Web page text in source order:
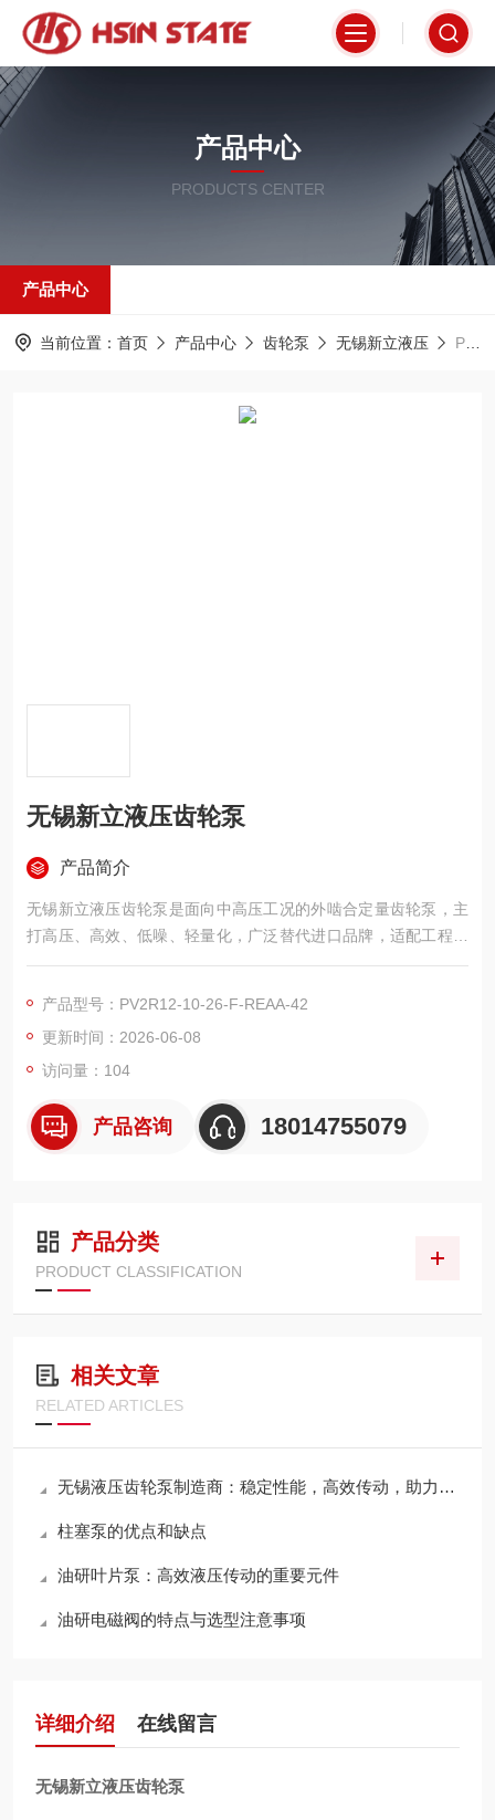
产品中心
PRODUCTS CENTER
产品中心
当前位置： 首页 产品中心 齿轮泵 无锡新立液压 PV2R12-10-26-F-REAA-42无锡新立液压齿轮泵
无锡新立液压齿轮泵
产品简介
无锡新立液压齿轮泵是面向中高压工况的外啮合定量齿轮泵，主
打高压、高效、低噪、轻量化，广泛替代进口品牌，适配工程机
械、工业液压站与行走机械。
产品型号：PV2R12-10-26-F-REAA-42
更新时间：2026-06-08
访问量：104
产品咨询 18014755079
产品分类
PRODUCT CLASSIFICATION
相关文章
RELATED ARTICLES
无锡液压齿轮泵制造商：稳定性能，高效传动，助力工业升级
柱塞泵的优点和缺点
油研叶片泵：高效液压传动的重要元件
油研电磁阀的特点与选型注意事项
详细介绍 在线留言
无锡新立液压齿轮泵